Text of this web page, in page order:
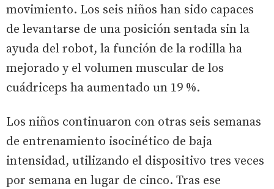
movimiento. Los seis niños han sido capaces
de levantarse de una posición sentada sin la
ayuda del robot, la función de la rodilla ha
mejorado y el volumen muscular de los
cuádriceps ha aumentado un 19 %.
Los niños continuaron con otras seis semanas
de entrenamiento isocinético de baja
intensidad, utilizando el dispositivo tres veces
por semana en lugar de cinco. Tras ese